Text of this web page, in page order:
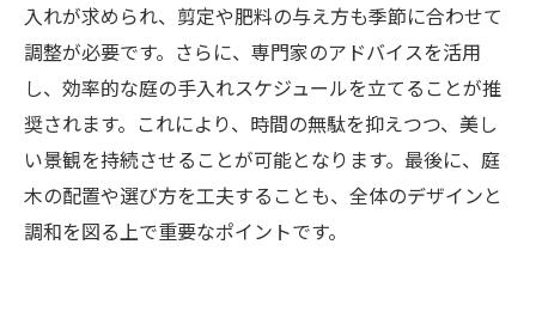
入れが求められ、剪定や肥料の与え方も季節に合わせて
調整が必要です。さらに、専門家のアドバイスを活用
し、効率的な庭の手入れスケジュールを立てることが推
奨されます。これにより、時間の無駄を抑えつつ、美し
い景観を持続させることが可能となります。最後に、庭
木の配置や選び方を工夫することも、全体のデザインと
調和を図る上で重要なポイントです。